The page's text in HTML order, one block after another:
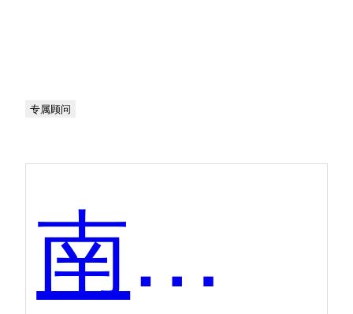
专属顾问
南讯软件-手淘互动